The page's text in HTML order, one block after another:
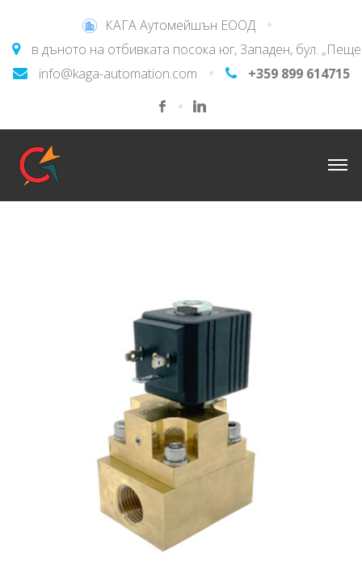
КАГА Аутомейшън ЕООД
в дъното на отбивката посока юг, Западен, бул.
info@kaga-automation.com
+359 899 614715